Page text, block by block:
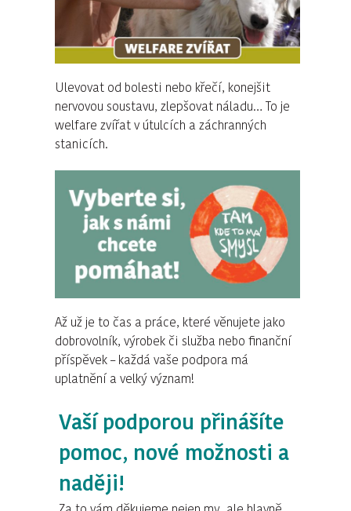
Ulevovat od bolesti nebo křečí, konejšit
nervovou soustavu, zlepšovat náladu… To je
welfare zvířat v útulcích a záchranných
stanicích.
Až už je to čas a práce, které věnujete jako
dobrovolník, výrobek či služba nebo finanční
příspěvek – každá vaše podpora má
uplatnění a velký význam!
Vaší podporou přinášíte
pomoc, nové možnosti a
naději!